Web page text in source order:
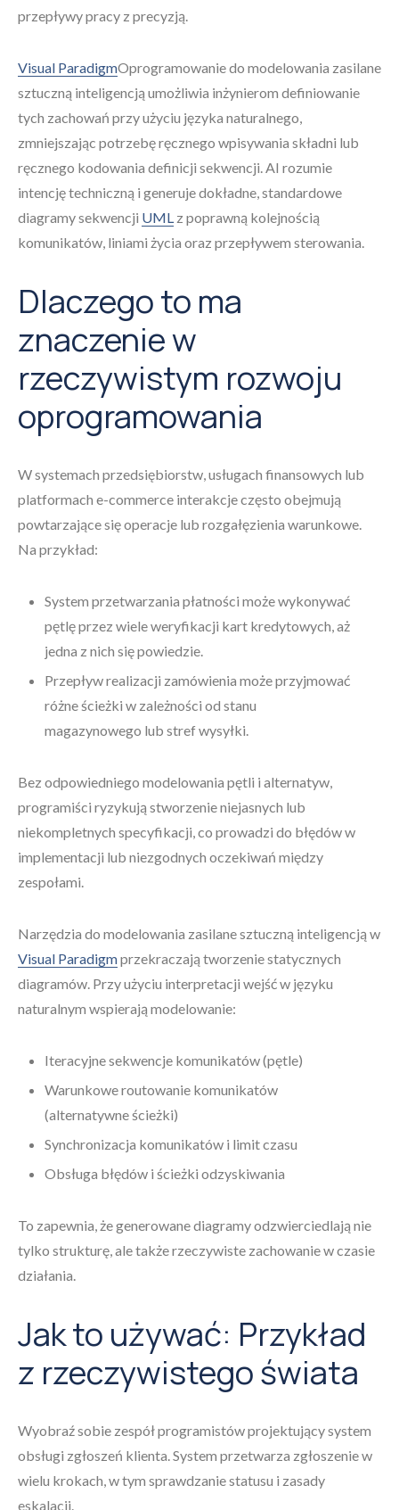
przepływy pracy z precyzją.
Visual ParadigmOprogramowanie do modelowania zasilane
sztuczną inteligencją umożliwia inżynierom definiowanie
tych zachowań przy użyciu języka naturalnego,
zmniejszając potrzebę ręcznego wpisywania składni lub
ręcznego kodowania definicji sekwencji. AI rozumie
intencję techniczną i generuje dokładne, standardowe
diagramy sekwencji UML z poprawną kolejnością
komunikatów, liniami życia oraz przepływem sterowania.
Dlaczego to ma
znaczenie w
rzeczywistym rozwoju
oprogramowania
W systemach przedsiębiorstw, usługach finansowych lub
platformach e-commerce interakcje często obejmują
powtarzające się operacje lub rozgałęzienia warunkowe.
Na przykład:
System przetwarzania płatności może wykonywać
pętlę przez wiele weryfikacji kart kredytowych, aż
jedna z nich się powiedzie.
Przepływ realizacji zamówienia może przyjmować
różne ścieżki w zależności od stanu
magazynowego lub stref wysyłki.
Bez odpowiedniego modelowania pętli i alternatyw,
programiści ryzykują stworzenie niejasnych lub
niekompletnych specyfikacji, co prowadzi do błędów w
implementacji lub niezgodnych oczekiwań między
zespołami.
Narzędzia do modelowania zasilane sztuczną inteligencją w
Visual Paradigmprzekraczają tworzenie statycznych
diagramów. Przy użyciu interpretacji wejść w języku
naturalnym wspierają modelowanie:
Iteracyjne sekwencje komunikatów (pętle)
Warunkowe routowanie komunikatów
(alternatywne ścieżki)
Synchronizacja komunikatów i limit czasu
Obsługa błędów i ścieżki odzyskiwania
To zapewnia, że generowane diagramy odzwierciedlają nie
tylko strukturę, ale także rzeczywiste zachowanie w czasie
działania.
Jak to używać: Przykład
z rzeczywistego świata
Wyobraź sobie zespół programistów projektujący system
obsługi zgłoszeń klienta. System przetwarza zgłoszenie w
wielu krokach, w tym sprawdzanie statusu i zasady
eskalacji.